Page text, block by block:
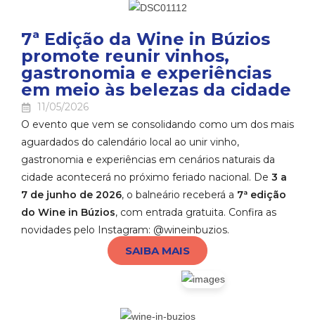
7ª Edição da Wine in Búzios
promote reunir vinhos,
gastronomia e experiências
em meio às belezas da cidade
11/05/2026
O evento que vem se consolidando como um dos mais
aguardados do calendário local ao unir vinho,
gastronomia e experiências em cenários naturais da
cidade acontecerá no próximo feriado nacional. De 3 a
7 de junho de 2026, o balneário receberá a 7ª edição
do Wine in Búzios, com entrada gratuita. Confira as
novidades pelo Instagram: @wineinbuzios.
SAIBA MAIS